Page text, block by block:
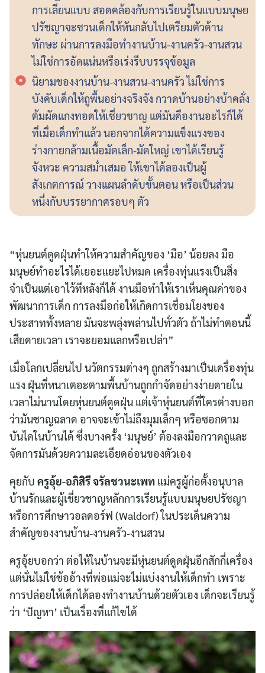
การเลียนแบบ สอดคล้องกับการเรียนรู้ในแบบมนุษย
ปรัชญาจะชวนเด็กให้หันกลับไปเตรียมตัวด้าน
ทักษะ ผ่านการลงมือทำงานบ้าน-งานครัว-งานสวน
ไม่ใช่การอัดแน่นหรือเร่งรีบบรรจุข้อมูล
นิยามของงานบ้าน-งานสวน-งานครัว ไม่ใช่การ
บังคับเด็กให้ถูพื้นอย่างจริงจัง กวาดบ้านอย่างบ้าคลั่ง
ต้มผัดแกงทอดให้เชี่ยวชาญ แต่มันคืองานอะไรก็ได้
ที่เมื่อเด็กทำแล้ว นอกจากได้ความแข็งแรงของ
ร่างกายกล้ามเนื้อมัดเล็ก-มัดใหญ่ เขาได้เรียนรู้
จังหวะ ความสม่ำเสมอ ให้เขาได้ลองเป็นผู้
สังเกตการณ์ วางแผนลำดับขั้นตอน หรือเป็นส่วน
หนึ่งกับบรรยากาศรอบๆ ตัว
“หุ่นยนต์ดูดฝุ่นทำให้ความสำคัญของ ‘มือ’ น้อยลง มือ
มนุษย์ทำอะไรได้เยอะแยะไปหมด เครื่องทุ่นแรงเป็นสิ่ง
จำเป็นแต่เอาไว้ทีหลังก็ได้ งานมือทำให้เราเห็นคุณค่าของ
พัฒนาการเด็ก การลงมือก่อให้เกิดการเชื่อมโยงของ
ประสาททั้งหลาย มันจะพลุ่งพล่านไปทั่วตัว ถ้าไม่ทำตอนนี้
เสียดายเวลา เราจะยอมแลกหรือเปล่า”
เมื่อโลกเปลี่ยนไป นวัตกรรมต่างๆ ถูกสร้างมาเป็นเครื่องทุ่น
แรง ฝุ่นที่หนาเตอะตามพื้นบ้านถูกกำจัดอย่างง่ายดายใน
เวลาไม่นานโดยหุ่นยนต์ดูดฝุ่น แต่เจ้าหุ่นยนต์ที่ใครต่างบอก
ว่ามันชาญฉลาด อาจจะเข้าไม่ถึงมุมเล็กๆ หรือซอกตาม
บันไดในบ้านได้ ซึ่งบางครั้ง ‘มนุษย์’ ต้องลงมือกวาดถูและ
จัดการมันด้วยความละเอียดอ่อนของตัวเอง
คุยกับ ครูอุ้ย-อภิสิรี จรัลชวนะเพท แม่ครูผู้ก่อตั้งอนุบาล
บ้านรักและผู้เชี่ยวชาญหลักการเรียนรู้แบบมนุษยปรัชญา
หรือการศึกษาวอลดอร์ฟ (Waldorf) ในประเด็นความ
สำคัญของงานบ้าน-งานครัว-งานสวน
ครูอุ้ยบอกว่า ต่อให้ในบ้านจะมีหุ่นยนต์ดูดฝุ่นอีกสักกี่เครื่อง
แต่นั่นไม่ใช่ข้ออ้างที่พ่อแม่จะไม่แบ่งงานให้เด็กทำ เพราะ
การปล่อยให้เด็กได้ลองทำงานบ้านด้วยตัวเอง เด็กจะเรียนรู้
ว่า ‘ปัญหา’ เป็นเรื่องที่แก้ไขได้